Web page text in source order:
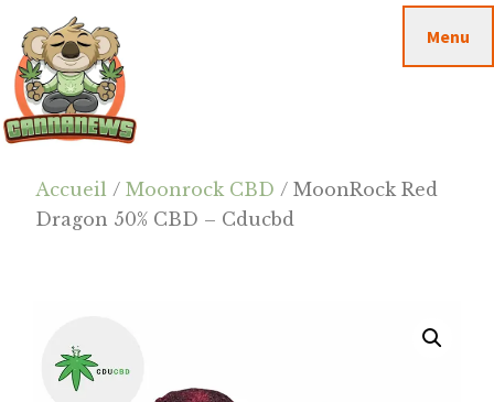
contenu
principal
barre
latérale
principale
footer
Cannanews.fr
Menu
Accueil /Moonrock CBD / MoonRock Red
Dragon 50% CBD – Cducbd